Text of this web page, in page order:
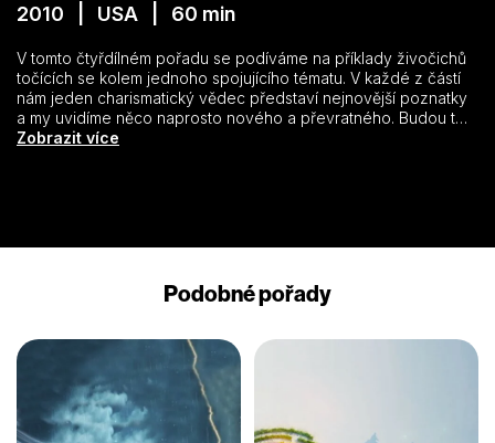
2010 | USA | 60 min
V tomto čtyřdílném pořadu se podíváme na příklady živočichů
točících se kolem jednoho spojujícího tématu. V každé z částí
nám jeden charismatický vědec představí nejnovější poznatky
a my uvidíme něco naprosto nového a převratného. Budou to
neodolatelné, zcela nové záběry opírající se o čerstvé
Zobrazit více
Podobné pořady